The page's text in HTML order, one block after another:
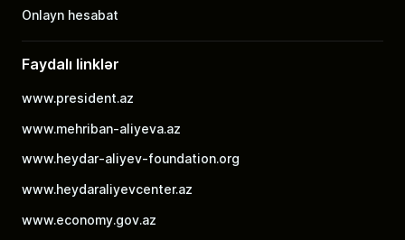
Onlayn hesabat
Faydalı linklər
www.president.az
www.mehriban-aliyeva.az
www.heydar-aliyev-foundation.org
www.heydaraliyevcenter.az
www.economy.gov.az